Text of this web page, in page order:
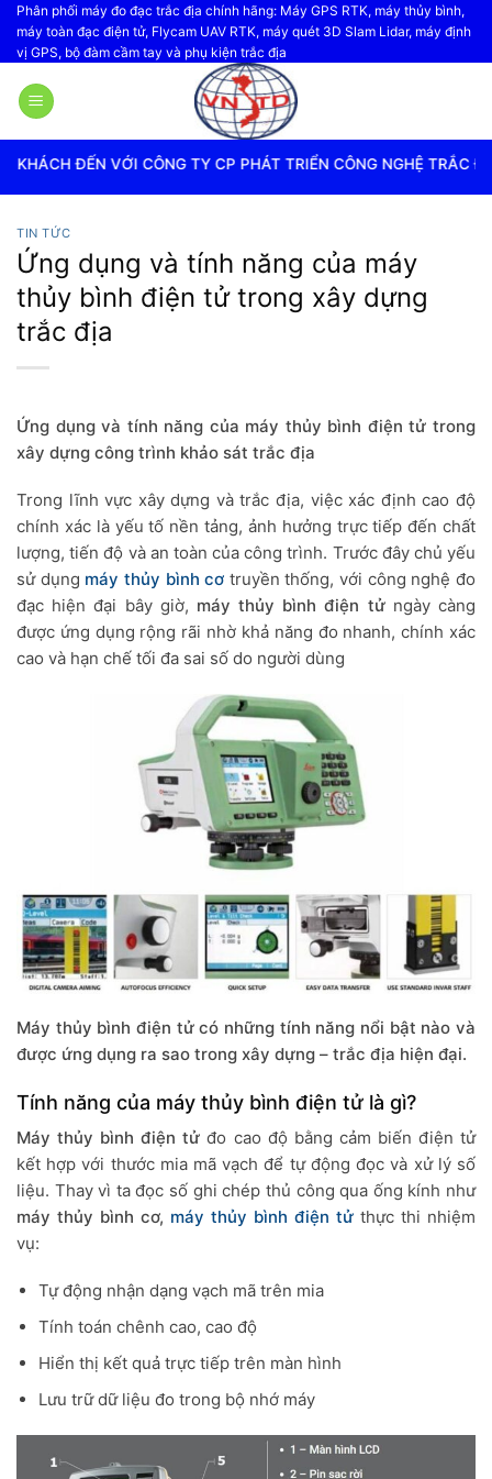
Bỏ
qua
nội
dung
Phân phối máy đo đạc trắc địa chính hãng: Máy GPS RTK, máy thủy bình,
máy toàn đạc điện tử, Flycam UAV RTK, máy quét 3D Slam Lidar, máy định
vị GPS, bộ đàm cầm tay và phụ kiện trắc địa
CÔNG TY CP PHÁT TRIỂN CÔNG NGHỆ TRẮC ĐỊA VIỆT NAM
TIN TỨC
Ứng dụng và tính năng của máy
thủy bình điện tử trong xây dựng
trắc địa
Ứng dụng và tính năng của máy thủy bình điện tử trong
xây dựng công trình khảo sát trắc địa
Trong lĩnh vực xây dựng và trắc địa, việc xác định cao độ
chính xác là yếu tố nền tảng, ảnh hưởng trực tiếp đến chất
lượng, tiến độ và an toàn của công trình. Trước đây chủ yếu
sử dụng máy thủy bình cơ truyền thống, với công nghệ đo
đạc hiện đại bây giờ, máy thủy bình điện tử ngày càng
được ứng dụng rộng rãi nhờ khả năng đo nhanh, chính xác
cao và hạn chế tối đa sai số do người dùng
Máy thủy bình điện tử có những tính năng nổi bật nào và
được ứng dụng ra sao trong xây dựng – trắc địa hiện đại.
Tính năng của máy thủy bình điện tử là gì?
Máy thủy bình điện tử đo cao độ bằng cảm biến điện tử
kết hợp với thước mia mã vạch để tự động đọc và xử lý số
liệu. Thay vì ta đọc số ghi chép thủ công qua ống kính như
máy thủy bình cơ, máy thủy bình điện tử thực thi nhiệm
vụ:
Tự động nhận dạng vạch mã trên mia
Tính toán chênh cao, cao độ
Hiển thị kết quả trực tiếp trên màn hình
Lưu trữ dữ liệu đo trong bộ nhớ máy